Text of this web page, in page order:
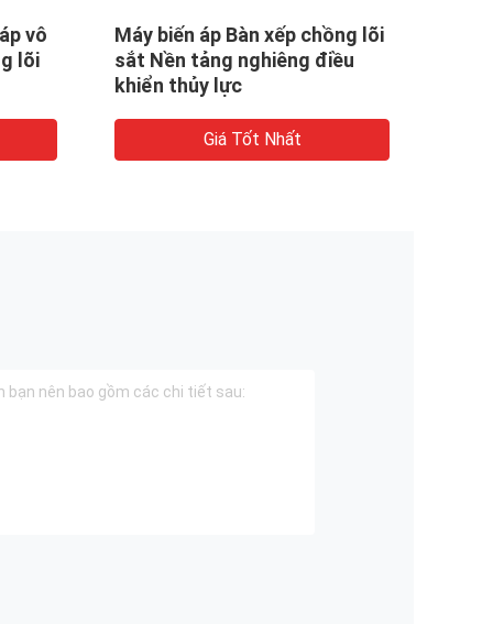
vô
lõi
Máy biến áp Bàn xếp chồng lõi
sắt Nền tảng nghiêng điều
khiển thủy lực
Giá Tốt Nhất